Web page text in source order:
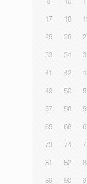
9 10
17 18
25 26
33 34
41 42
49 50
57 58
65 66
73 74
81 82
89 90